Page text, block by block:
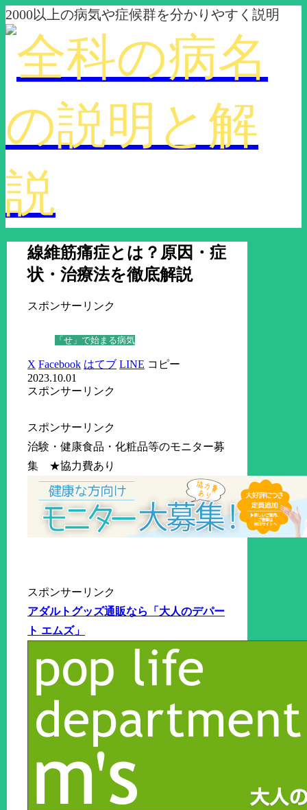
2000以上の病気や症候群を分かりやすく説明
線維筋痛症とは？原因・症
状・治療法を徹底解説
スポンサーリンク
「せ」で始まる病気
X Facebook はてブ LINE コピー
2023.10.01
スポンサーリンク
スポンサーリンク
治験・健康食品・化粧品等のモニター募
集 ★協力費あり
スポンサーリンク
アダルトグッズ通販なら「大人のデパー
ト エムズ」